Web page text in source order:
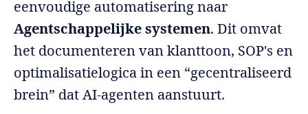
eenvoudige automatisering naar
Agentschappelijke systemen. Dit omvat
het documenteren van klanttoon, SOP's en
optimalisatielogica in een “gecentraliseerd
brein” dat AI-agenten aanstuurt.